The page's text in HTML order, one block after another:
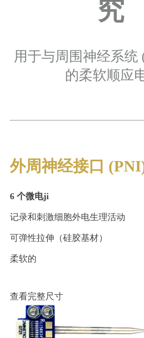
究
用于与周围神经系统
的柔软顺应
外周神经接口
6 个微电ji
记录和刺激细胞外电生理活动
可弹性拉伸（硅胶基材）
柔软的
查看完整尺寸